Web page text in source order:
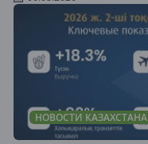
НОВОСТИ КАЗАХСТАНА